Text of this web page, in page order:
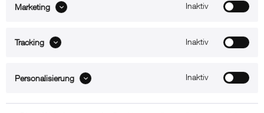
xMount@Desk allround
Marketing Inaktiv
Tracking Inaktiv
Personalisierung Inaktiv